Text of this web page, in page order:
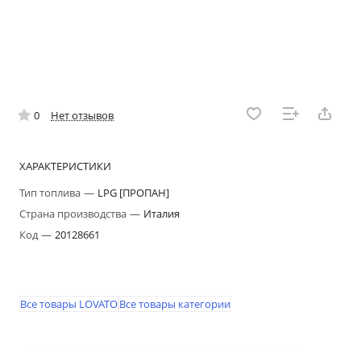
0 Нет отзывов
ХАРАКТЕРИСТИКИ
Тип топлива — LPG [ПРОПАН]
Страна производства — Италия
Код— 20128661
Все товары LOVATOВсе товары категории